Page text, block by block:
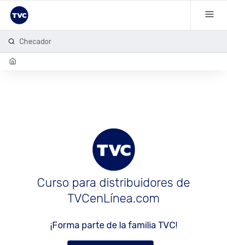
Checador de
Curso para distribuidores de
TVCenLínea.com
¡Forma parte de la familia TVC!